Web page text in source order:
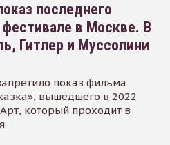
последнего
в Москве. В
Гитлер и Муссолини
показ фильма
вышедшего в 2022
который проходит в